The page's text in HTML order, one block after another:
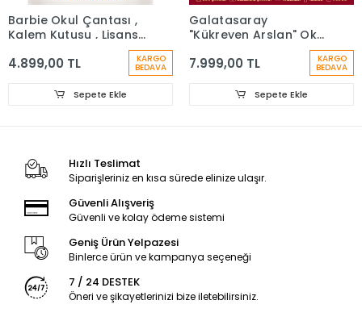
Barbie Okul Çantası ,
Kalem Kutusu , Lisanslı
4.899,00 TL KARGO
BEDAVA
Sepete Ekle
Galatasaray
"Kükreyen Arslan" Okul
Kalem Çantası, Özel
Matara Set
7.999,00 TL KARGO
BEDAVA
Sepete Ekle
Hızlı Teslimat
Siparişleriniz en kısa sürede elinize ulaşır.
Güvenli Alışveriş
Güvenli ve kolay ödeme sistemi
Geniş Ürün Yelpazesi
Binlerce ürün ve kampanya seçeneği
7 / 24 DESTEK
Öneri ve şikayetlerinizi bize iletebilirsiniz.